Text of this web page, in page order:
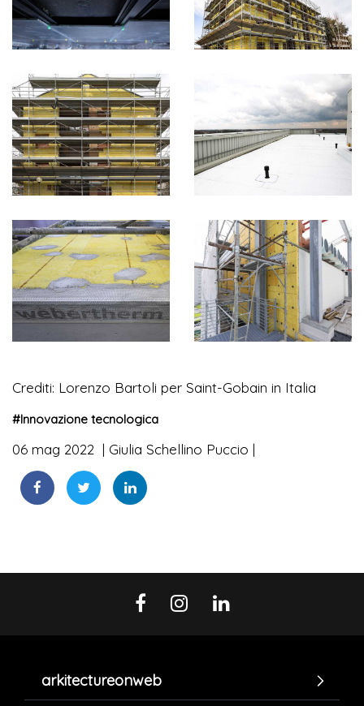
Crediti: Lorenzo Bartoli per Saint-Gobain in Italia
#Innovazione tecnologica
06 mag 2022 Giulia Schellino Puccio
arkitectureonweb